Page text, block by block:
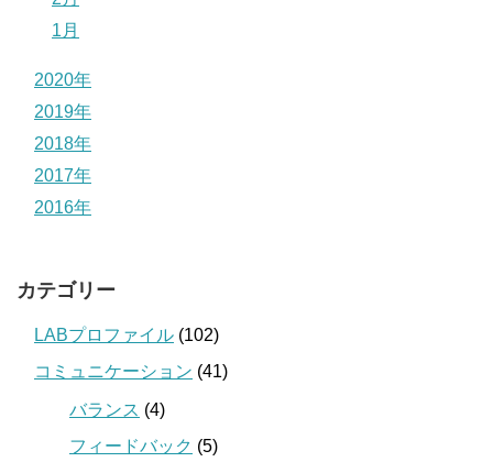
1月
2020年
2019年
2018年
2017年
2016年
カテゴリー
LABプロファイル (102)
コミュニケーション (41)
バランス (4)
フィードバック (5)